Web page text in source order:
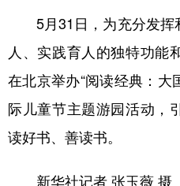
5月31日，为充分发挥
人、实践育人的独特功能
在北京举办“阅读经典：大
际儿童节主题游园活动，
读好书、善读书。
新华社记者 张玉薇 摄